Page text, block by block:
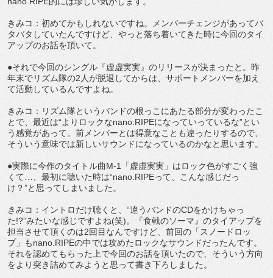
きみコ：初めてかもしれないですね。メンバーチェンジがあってバ
タバタしていたんですけど、やっと落ち着いてきた時に今回のタイ
アップのお話を頂いて。
●それで今回のシングル『虚虚実実』のリリースが決まったと。昨
年末でリズム隊の2人が脱退してからは、サポートメンバーを加え
て活動しているんですよね。
きみコ：リズム隊というバンドの根っこにあたる部分が変わったこ
とで、最近は“よりロックなnano.RIPEになっていっているな”とい
う感覚があって。前メンバーとは得意なことも違ったりするので、
そういう意味では新しいサウンドになっているのかなと思います。
●実際に今作のタイトル曲M-1「虚虚実実」はロック色がすごく強
くて…、最初に聴いた時は“nano.RIPEって、こんな感じだっ
け？”と思ってしまいました。
きみコ：イントロだけ聴くと、“違うバンドのCDをかけちゃっ
た!?”みたいな感じですよね(笑)。『食戟のソーマ』のタイアップを
担当させて頂くのは2回目なんですけど、前回の「スノードロッ
プ」もnano.RIPEの中では攻めたロックなサウンドだったんです。
それを認めてもらった上で今回のお話を頂いたので、そういう方向
をより突き詰めてみようと思って書き下ろしました。